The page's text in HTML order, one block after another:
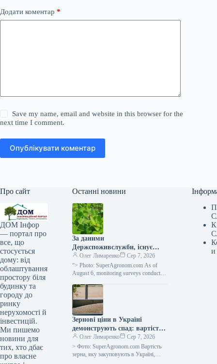
Додати коментар *
Save my name, email and website in this browser for the
next time I comment.
Опублікувати коментар
Про сайт
ДОМ Інфор
— портал про
все, що
стосується
дому: від
облаштування
простору біля
будинку та
городу до
ринку
нерухомості й
інвестицій.
Ми пишемо
новини для
тих, хто дбає
про власне
Останні новини
За даними
Держспоживслужби, існує
небезпека поширення
павутинного кліща —
SuperAgronom.com
Олег Лимаренко
Сер 7, 2026
“> Photo: SuperAgronom.com As of
August 6, monitoring surveys conducted
region have shown that…
Зернові ціни в Україні
демонструють спад: вартість
пшениці, кукурудзи,
соняшнику, сої та ріпаку при
закупівлі —
Олег Лимаренко
Сер 7, 2026
> Фото: SuperAgronom.com Вартість
зерна, яку закуповують в Україні,
и